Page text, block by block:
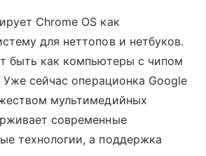
Chrome OS как
для неттопов и нетбуков.
быть как компьютеры с чипом
Уже сейчас операционка Google
мультимедийных
современные
технологии, а поддержка